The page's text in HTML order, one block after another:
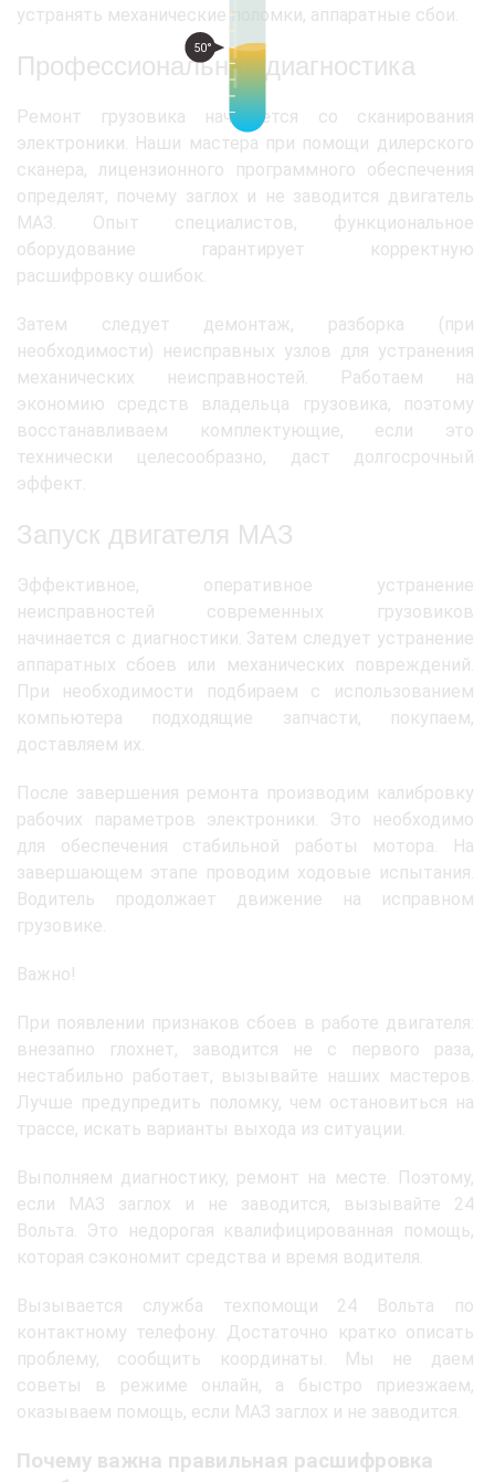
50°
устранять механические поломки, аппаратные сбои.
Профессиональная диагностика
Ремонт грузовика начинается со сканирования
электроники. Наши мастера при помощи дилерского
сканера, лицензионного программного обеспечения
определят, почему заглох и не заводится двигатель
МАЗ. Опыт специалистов, функциональное
оборудование гарантирует корректную
расшифровку ошибок.
Затем следует демонтаж, разборка (при
необходимости) неисправных узлов для устранения
механических неисправностей. Работаем на
экономию средств владельца грузовика, поэтому
восстанавливаем комплектующие, если это
технически целесообразно, даст долгосрочный
эффект.
Запуск двигателя МАЗ
Эффективное, оперативное устранение
неисправностей современных грузовиков
начинается с диагностики. Затем следует устранение
аппаратных сбоев или механических повреждений.
При необходимости подбираем с использованием
компьютера подходящие запчасти, покупаем,
доставляем их.
После завершения ремонта производим калибровку
рабочих параметров электроники. Это необходимо
для обеспечения стабильной работы мотора. На
завершающем этапе проводим ходовые испытания.
Водитель продолжает движение на исправном
грузовике.
Важно!
При появлении признаков сбоев в работе двигателя:
внезапно глохнет, заводится не с первого раза,
нестабильно работает, вызывайте наших мастеров.
Лучше предупредить поломку, чем остановиться на
трассе, искать варианты выхода из ситуации.
Выполняем диагностику, ремонт на месте. Поэтому,
если МАЗ заглох и не заводится, вызывайте 24
Вольта. Это недорогая квалифицированная помощь,
которая сэкономит средства и время водителя.
Вызывается служба техпомощи 24 Вольта по
контактному телефону. Достаточно кратко описать
проблему, сообщить координаты. Мы не даем
советы в режиме онлайн, а быстро приезжаем,
оказываем помощь, если МАЗ заглох и не заводится.
Почему важна правильная расшифровка